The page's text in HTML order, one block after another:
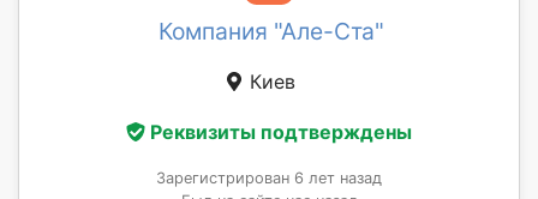
Компания "Але-Ста"
Киев
Реквизиты подтверждены
Зарегистрирован 6 лет назад